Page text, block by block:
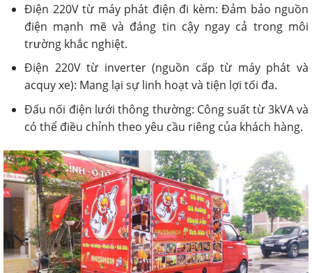
Điện 220V từ máy phát điện đi kèm: Đảm bảo nguồn
điện mạnh mẽ và đáng tin cậy ngay cả trong môi
trường khắc nghiệt.
Điện 220V từ inverter (nguồn cấp từ máy phát và
acquy xe): Mang lại sự linh hoạt và tiện lợi tối đa.
Đấu nối điện lưới thông thường: Công suất từ 3kVA và
có thể điều chỉnh theo yêu cầu riêng của khách hàng.